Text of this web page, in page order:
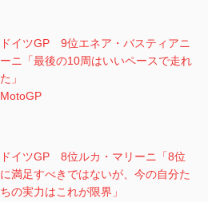
ドイツGP 9位エネア・バスティアニ
ーニ「最後の10周はいいペースで走れ
た」
MotoGP
ドイツGP 8位ルカ・マリーニ「8位
に満足すべきではないが、今の自分た
ちの実力はこれが限界」